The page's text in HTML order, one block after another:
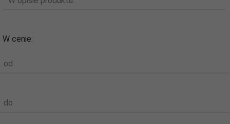
W cenie:
od
do